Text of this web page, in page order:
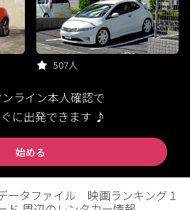
507人
ライン本人確認で
に出発できます ♪
始める
ータファイル 映画ランキング１